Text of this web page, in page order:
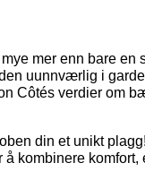
mer enn bare
uunnværlig i
Côtés verdier om
din et unikt
kombinere